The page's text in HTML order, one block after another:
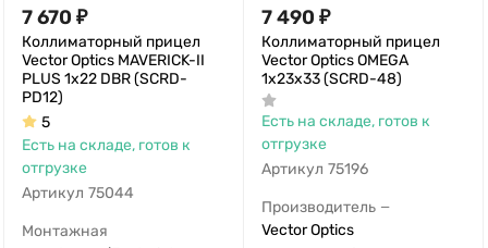
7 670 ₽
Коллиматорный прицел
Vector Optics MAVERICK-II
PLUS 1x22 DBR (SCRD-
PD12)
5
Есть на складе, готов к
отгрузке
Артикул 75044
Монтажная
7 490 ₽
Коллиматорный прицел
Vector Optics OMEGA
1х23х33 (SCRD-48)
Есть на складе, готов к
отгрузке
Артикул 75196
Производитель —
Vector Optics